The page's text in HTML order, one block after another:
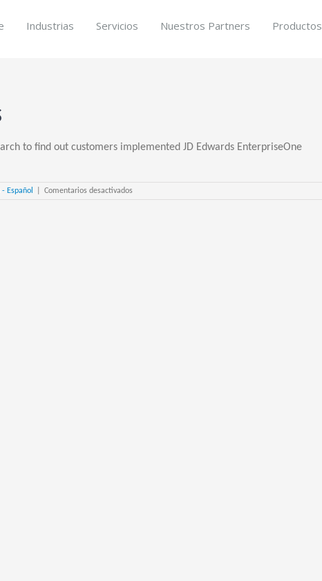
Industrias Servicios Nuestros Partners Productos
to find out customers implemented JD Edwards EnterpriseOne
- Español Comentarios desactivadosen